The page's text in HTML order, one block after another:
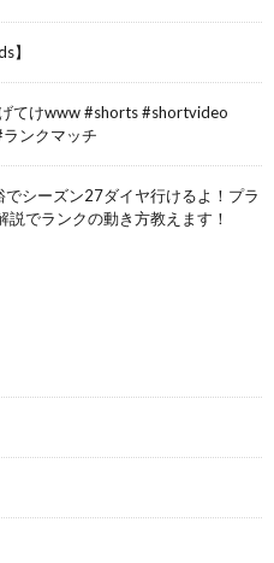
】
てけwww #shorts #shortvideo
ンクマッチ
シーズン27ダイヤ行けるよ！プラ
でランクの動き方教えます！